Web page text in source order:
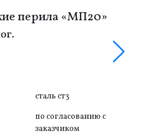
перила «МП20»
сталь ст3
по согласованию с
заказчиком